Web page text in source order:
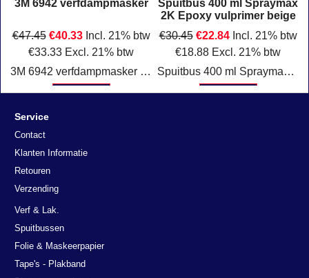
3M 6942 verfdampmasker
€47.45 €40.33 Incl. 21% btw
€33.33 Excl. 21% btw
3M 6942 verfdampmasker onderhoudsvrij Klasse: FFA2P3D Verpakking: per stuk.
Klik hier
Spuitbus 400 ml Spraymax
2K Epoxy vulprimer beige
€30.45 €22.84 Incl. 21% btw
€18.88 Excl. 21% btw
Spuitbus 400 ml Spraymax 2K Epoxy vulprimer Beige
Klik hier
Service
Contact
Klanten Informatie
Retouren
Verzending
Verf & Lak.
Spuitbussen
Folie & Maskeerpapier
Tape's - Plakband